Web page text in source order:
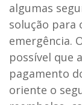
algumas
solução para
emergência.
possível que
pagamento
oriente o